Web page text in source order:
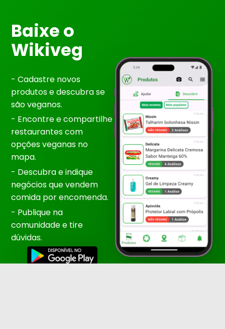
Baixe o
Wikiveg
- Cadastre novos
produtos e descubra se
são veganos.
- Encontre e compartilhe
restaurantes com
opções veganas no
mapa.
- Descubra e indique
negócios que vendem
comida por encomenda.
- Publique na
comunidade e tire
dúvidas.